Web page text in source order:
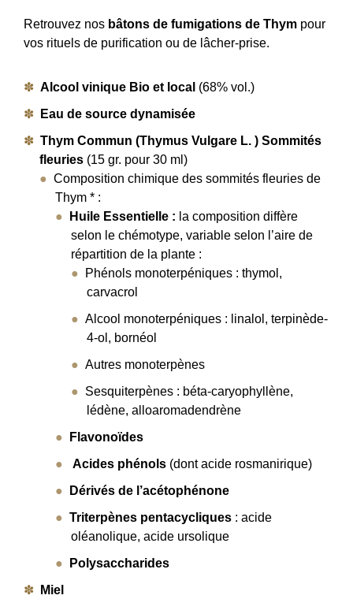
Retrouvez nos bâtons de fumigations de Thym pour
vos rituels de purification ou de lâcher-prise.
Alcool vinique Bio et local (68% vol.)
Eau de source dynamisée
Thym Commun (Thymus Vulgare L. ) Sommités
fleuries (15 gr. pour 30 ml)
Composition chimique des sommités fleuries de
Thym * :
Huile Essentielle : la composition diffère
selon le chémotype, variable selon l’aire de
répartition de la plante :
Phénols monoterpéniques : thymol,
carvacrol
Alcool monoterpéniques : linalol, terpinède-
4-ol, bornéol
Autres monoterpènes
Sesquiterpènes : béta-caryophyllène,
lédène, alloaromadendrène
Flavonoïdes
Acides phénols (dont acide rosmanirique)
Dérivés de l’acétophénone
Triterpènes pentacycliques : acide
oléanolique, acide ursolique
Polysaccharides
Miel